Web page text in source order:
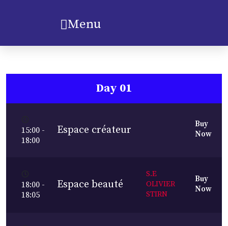
Menu
Day 01
15:00 -
18:00
Espace créateur
Buy
Now
18:00 -
18:05
Espace beauté
S.E
OLIVIER
STIRN
Buy
Now